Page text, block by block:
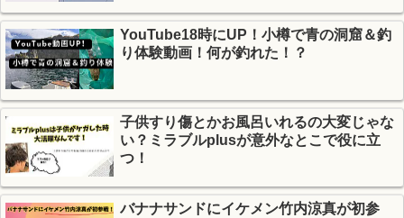
YouTube18時にUP！小樽で青の洞窟＆釣
り体験動画！何が釣れた！？
子供すり傷とかお風呂いれるの大変じゃな
い？ミラブルplusが意外なとこで役に立
つ！
バナナサンドにイケメン竹内涼真が初参